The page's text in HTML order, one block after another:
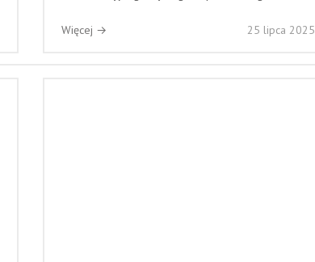
Więcej → 25 lipca 2025